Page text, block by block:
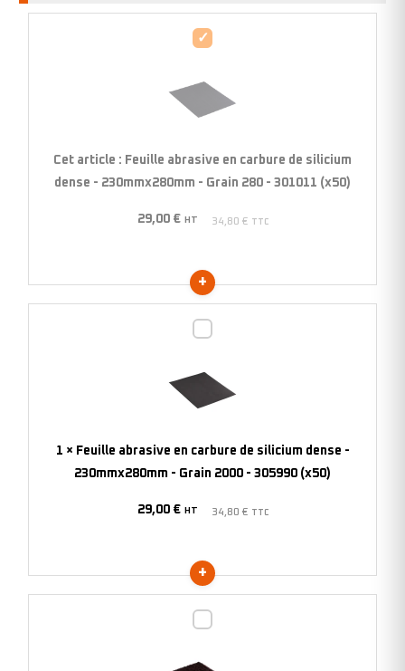
Feuille
en
carbure
230mmx280mm
280
Cet article : Feuille abrasive en carbure de silicium
dense - 230mmx280mm - Grain 280 - 301011 (x50)
29,00 € HT 34,80 €
en
carbure
230mmx280mm
2000
1 × Feuille abrasive en carbure de silicium dense -
230mmx280mm - Grain 2000 - 305990 (x50)
29,00 € HT 34,80 €
en